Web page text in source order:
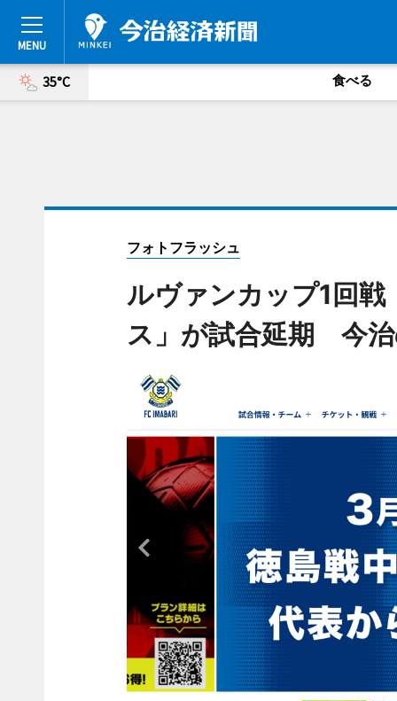
35°C 食べる
フォトフラッシュ
ルヴァンカップ1回
ス」が試合延期 今